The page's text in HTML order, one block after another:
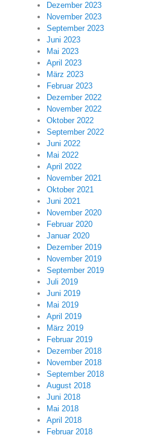
Dezember 2023
November 2023
September 2023
Juni 2023
Mai 2023
April 2023
März 2023
Februar 2023
Dezember 2022
November 2022
Oktober 2022
September 2022
Juni 2022
Mai 2022
April 2022
November 2021
Oktober 2021
Juni 2021
November 2020
Februar 2020
Januar 2020
Dezember 2019
November 2019
September 2019
Juli 2019
Juni 2019
Mai 2019
April 2019
März 2019
Februar 2019
Dezember 2018
November 2018
September 2018
August 2018
Juni 2018
Mai 2018
April 2018
Februar 2018